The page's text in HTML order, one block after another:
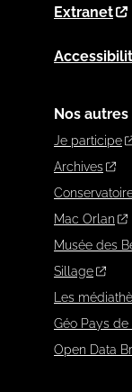
Extranet
Nos
Je participe
Archives
Mac Orlan
Musée des
Sillage
Les
Géo Pays de
Open Data